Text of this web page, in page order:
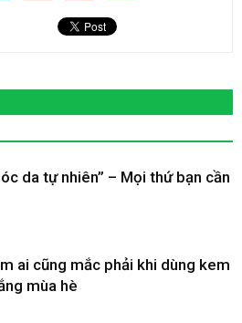
da tự nhiên” – Mọi thứ bạn cần
ai cũng mắc phải khi dùng kem
mùa hè